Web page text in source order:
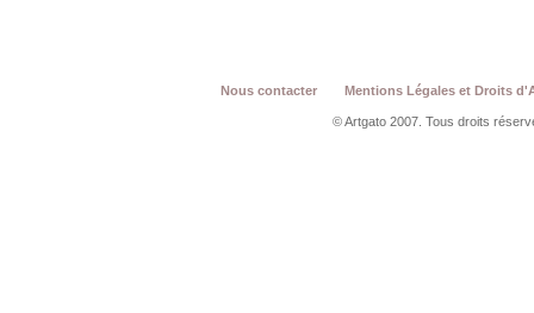
Nous contacter Mentions Légales et Droits
© Artgato 2007. Tous droits